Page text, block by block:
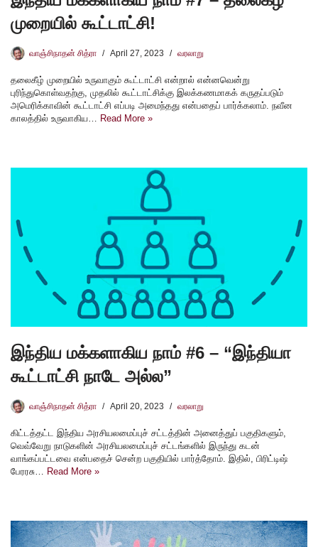
முறையில் கூட்டாட்சி!
வாஞ்சிநாதன் சித்ரா April 27, 2023 வரலாறு
தலைகீழ் முறையில் உருவாகும் கூட்டாட்சி என்றால் என்னவென்று
புரிந்துகொள்வதற்கு, முதலில் கூட்டாட்சிக்கு இலக்கணமாகக் கருதப்படும்
அமெரிக்காவின் கூட்டாட்சி எப்படி அமைந்தது என்பதைப் பார்க்கலாம். நவீன
காலத்தில் உருவாகிய…
Read More »
இந்திய மக்களாகிய நாம் #6 – “இந்தியா
கூட்டாட்சி நாடே அல்ல”
வாஞ்சிநாதன் சித்ரா April 20, 2023 வரலாறு
கிட்டத்தட்ட இந்திய அரசியலமைப்புச் சட்டத்தின் அனைத்துப் பகுதிகளும்,
வெவ்வேறு நாடுகளின் அரசியலமைப்புச் சட்டங்களில் இருந்து கடன்
வாங்கப்பட்டவை என்பதைச் சென்ற பகுதியில் பார்த்தோம். இதில், பிரிட்டிஷ்
பேரரசு… Read More »